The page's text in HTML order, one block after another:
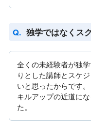
独学ではなくス
全くの未経験者が独
りとした講師とスケ
いと思ったからです
キルアップの近道に
た。